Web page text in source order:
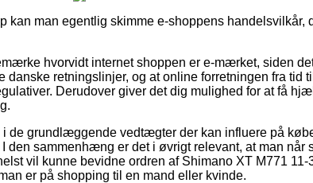
kan man egentlig skimme e-shoppens handelsvilkår,
hvorvidt internet shoppen er e-mærket, siden
retningslinjer, og at online forretningen fra tid
Derudover giver det dig mulighed for at få
i de grundlæggende vedtægter der kan influere på
den sammenhæng er det i øvrigt relevant, at man når
vil kunne bevidne ordren af Shimano XT M771 11-
er på shopping til en mand eller kvinde.